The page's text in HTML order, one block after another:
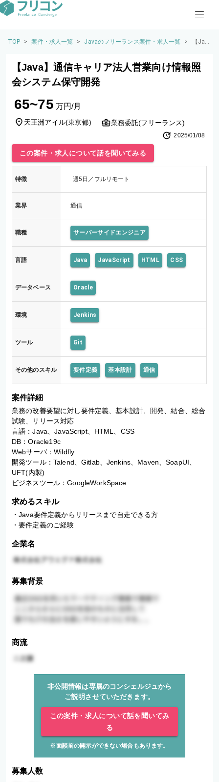
TOP > 案件・求人一覧 > Javaのフリーランス案件・求人一覧 >
【Jav
ャリ
ム保
【Java】通信キャリア法人営業向け情報照
会システム保守開発
65~75 万円/月
天王洲アイル(東京都) 業務委託(フリーランス)
2025/01/08
この案件・求人について話を聞いてみる
特徴 週5日／フルリモート
業界 通信
職種 サーバーサイドエンジニア
言語 Java JavaScript HTML CSS
データベース Oracle
環境 Jenkins
ツール Git
その他のスキル 要件定義 基本設計 通信
案件詳細
業務の改善要望に対し要件定義、基本設計、開発、結合、総合
試験、リリース対応
言語：Java、JavaScript、HTML、CSS
DB：Oracle19c
Webサーバ：Wildfly
開発ツール：Talend、Gitlab、Jenkins、Maven、SoapUI、
UFT(内製)
ビジネスツール：GoogleWorkSpace
求めるスキル
・Java要件定義からリリースまで自走できる方
・要件定義のご経験
企業名
募集背景
商流
非公開情報は専属のコンシェルジュから
ご説明させていただきます。
この案件・求人について話を聞いてみ
る
※面談前の開示ができない場合もあります。
募集人数